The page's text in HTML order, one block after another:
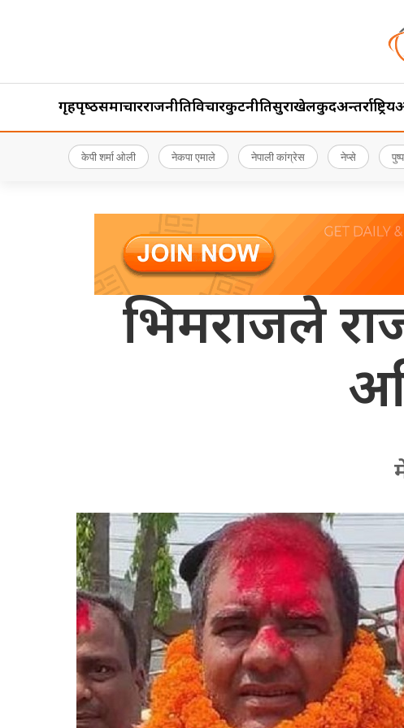
गृहपृष्‍ठसमाचारराजनीतिविचारकुटनीतिसुरक्षाखेलकुदअन्तर्राष्ट्रिय
केपी शर्मा ओली नेकपा एमाले नेपाली कांग्रेस नेप्से
भिमराजले